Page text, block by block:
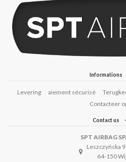
Informations
Levering aiement sécurisé
Contacteer
Contact us
SPT AIRBAG
Leszczyńska
64-150